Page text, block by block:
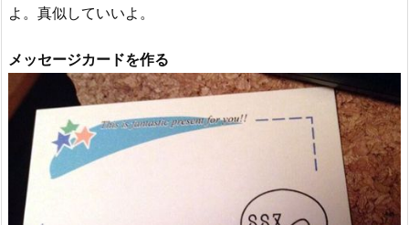
よ。真似していいよ。
メッセージカードを作る